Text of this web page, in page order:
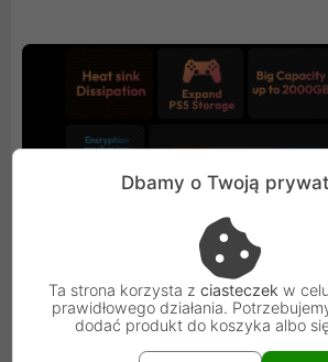
Dbamy o Twoją
Ta strona korzysta z ciasteczek w
prawidłowego działania.
dodać produkt do koszyka albo